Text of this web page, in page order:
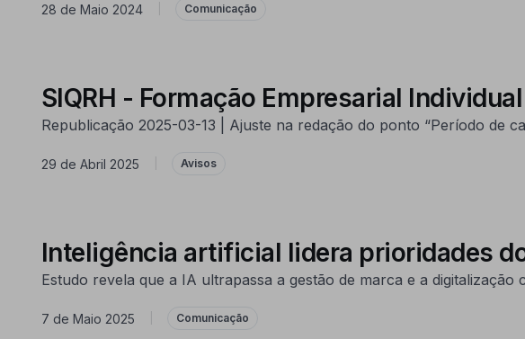
28 de Maio 2024 Comunicação
SIQRH - Formação Empresarial
Republicação 2025-03-13 | Ajuste na redação do ponto “Período de
29 de Abril 2025 Avisos
Inteligência artificial lidera prioridades
Estudo revela que a IA ultrapassa a gestão de marca e a
7 de Maio 2025 Comunicação